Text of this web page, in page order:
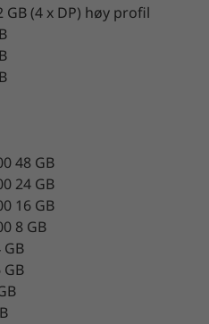
Intel
NVIDIA
P720 skalerer
enkelt å håndtere
og visuell
de kraftigste ISV-
GB (4 x DP) høy profil
48 GB
24 GB
16 GB
8 GB